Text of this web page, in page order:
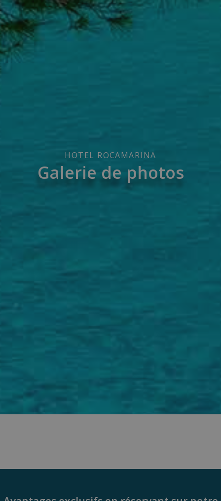
HOTEL ROCAMARINA
Galerie de photos